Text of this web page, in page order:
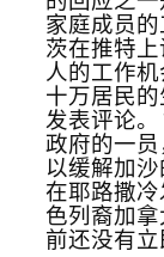
家庭成员
茨在推特
人的工作
十万居民
发表评论
政府的一员
以缓解加
在耶路撒
色列裔加
前还没有